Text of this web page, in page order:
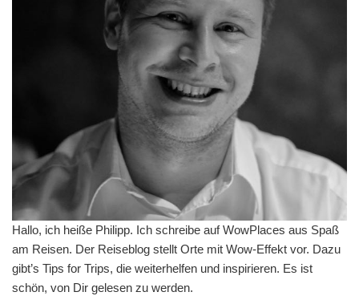
Hallo, ich heiße Philipp. Ich schreibe auf WowPlaces aus Spaß
am Reisen. Der Reiseblog stellt Orte mit Wow-Effekt vor. Dazu
gibt’s Tips for Trips, die weiterhelfen und inspirieren. Es ist
schön, von Dir gelesen zu werden.